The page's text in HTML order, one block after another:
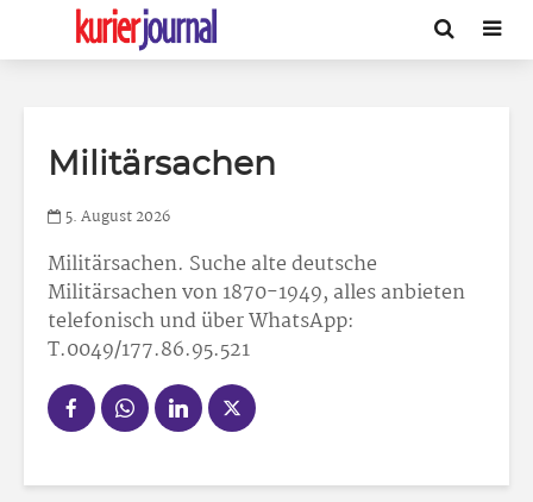
Militärsachen
5. August 2026
Militärsachen. Suche alte deutsche
Militärsachen von 1870-1949, alles anbieten
telefonisch und über WhatsApp:
T.0049/177.86.95.521